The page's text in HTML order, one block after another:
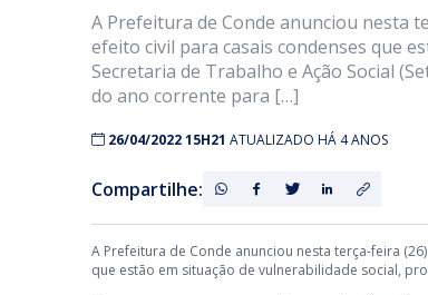
A Prefeitura de Conde anunciou nesta
efeito civil para casais condenses que
Secretaria de Trabalho e Ação Social
do ano corrente para […]
26/04/2022 15H21 ATUALIZADO HÁ 4 ANOS
Compartilhe:
A Prefeitura de Conde anunciou nesta terça-feira
que estão em situação de vulnerabilidade social,